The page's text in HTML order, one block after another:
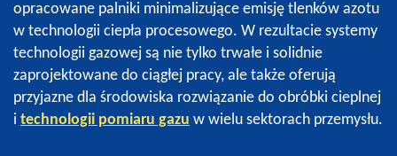
opracowane palniki minimalizujące emisję tlenków azotu
w technologii ciepła procesowego. W rezultacie systemy
technologii gazowej są nie tylko trwałe i solidnie
zaprojektowane do ciągłej pracy, ale także oferują
przyjazne dla środowiska rozwiązanie do obróbki cieplnej
i technologii pomiaru gazu w wielu sektorach przemysłu.